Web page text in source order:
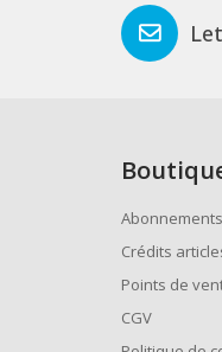
Abonnements
Crédits
Points de
CGV